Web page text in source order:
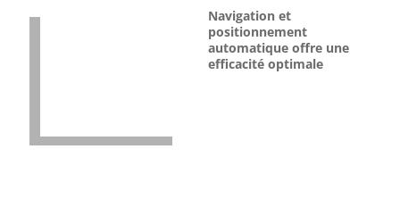
Navigation et
positionnement
automatique offre une
efficacité optimale